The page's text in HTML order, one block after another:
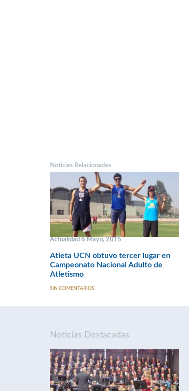
Noticias Relacionadas
Actualidad 6 Mayo, 2015
Atleta UCN obtuvo tercer lugar en
Campeonato Nacional Adulto de
Atletismo
SIN COMENTARIOS
Noticias Destacadas